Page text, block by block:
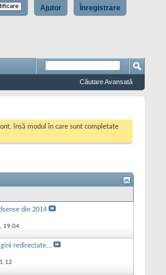
Înregistrare
Ajutor
Căutare Avansată
însă modul în care sunt completate
din 2014
19:04
redirectate...